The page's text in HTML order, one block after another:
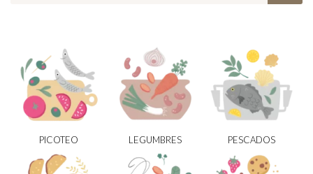
PICOTEO LEGUMBRES PESCADOS